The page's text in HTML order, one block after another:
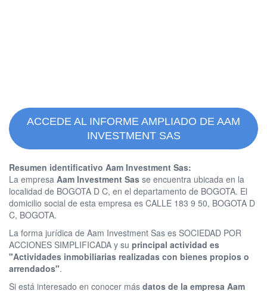
ACCEDE AL INFORME AMPLIADO DE AAM
INVESTMENT SAS
Resumen identificativo Aam Investment Sas:
La empresa Aam Investment Sas se encuentra ubicada en la
localidad de BOGOTA D C, en el departamento de BOGOTA. El
domicilio social de esta empresa es CALLE 183 9 50, BOGOTA D
C, BOGOTA.
La forma jurídica de Aam Investment Sas es SOCIEDAD POR
ACCIONES SIMPLIFICADA y su principal actividad es
"Actividades inmobiliarias realizadas con bienes propios o
arrendados".
Si está interesado en conocer más datos de la empresa Aam